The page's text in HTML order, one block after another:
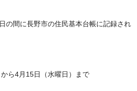
の間に長野市の住民基本台帳に記録され
ら4月15日（水曜日）まで